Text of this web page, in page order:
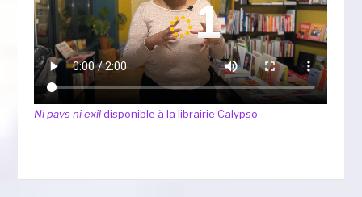
Ni pays ni exildisponible à la librairie Calypso